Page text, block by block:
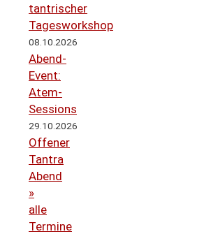
tantrischer
Tagesworkshop
08.10.2026
Abend-
Event:
Atem-
Sessions
29.10.2026
Offener
Tantra
Abend
»
alle
Termine